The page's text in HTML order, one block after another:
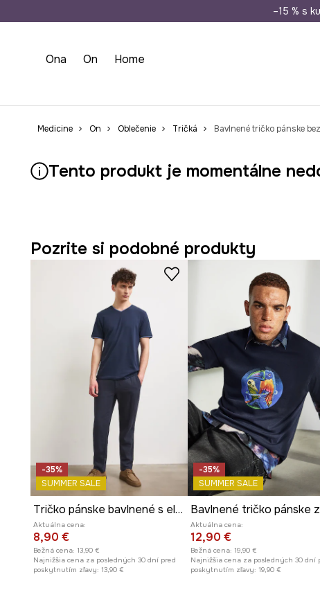
Doprava–15 % s
Ona On Home
Medicine On Oblečenie Tričká Bavlnené tričko pánske
Tento produkt je momentálne
Pozrite si podobné produkty
-35%
SUMMER SALE
Tričko pánske bavlnené s elastanom hladké
Aktuálna cena:
8,90 €
Bežná cena: 13,90 €
Najnižšia cena za posledných 30 dní pred
poskytnutím zľavy: 13,90 €
-35%
SUMMER SALE
Aktuálna cena:
12,90 €
Bežná cena: 19,90 €
Najnižšia cena za posledných 30 dní
poskytnutím zľavy: 19,90 €